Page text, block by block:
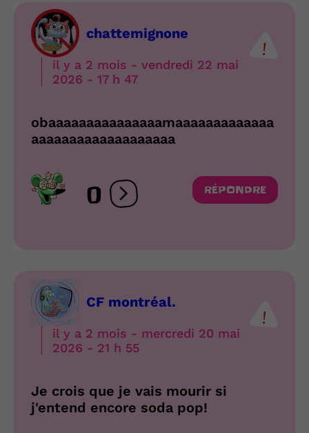
chattemignone
il y a 2 mois - vendredi 22 mai
2026 - 17 h 47
obaaaaaaaaaaaaaaamaaaaaaaaaaaaa
aaaaaaaaaaaaaaaaaaa
0 Ouvrir les réactions
RÉPONDRE
CF montréal.
il y a 2 mois - mercredi 20 mai
2026 - 21 h 55
Je crois que je vais mourir si
j'entend encore soda pop!